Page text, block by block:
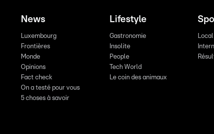
News
Luxembourg
Frontières
Monde
Opinions
Fact check
On a testé pour vous
5 choses à savoir
Lifestyle
Gastronomie
Insolite
People
Tech World
Le coin des animaux
Local